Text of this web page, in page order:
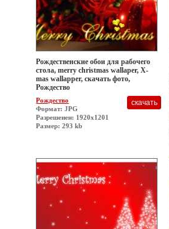
Рождественские обои для рабочего
стола, merry christmas wallaper, X-
mas wallapper, скачать фото,
Рождество
Рождество
Формат: JPG
Разрешеиен: 1920x1201
Размер: 293 kb